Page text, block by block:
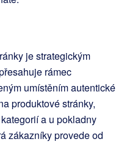
je strategickým
rámec
umístěním autentické
produktové stránky,
a u pokladny
zákazníky provede od